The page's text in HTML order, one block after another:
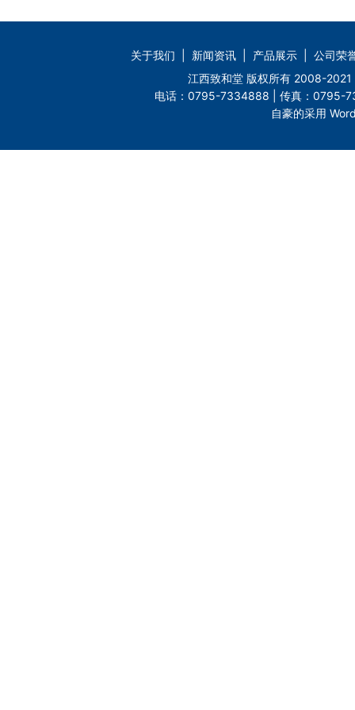
关于我们 新闻资讯 产品展示
公司荣
江西致和堂 版权所有 2008-
电话：0795-7334888 | 传真：0795-
自豪的采用